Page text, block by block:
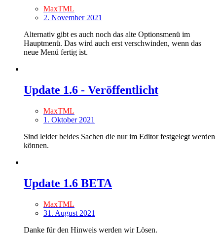
MaxTML
2. November 2021
Alternativ gibt es auch noch das alte Optionsmenü im
Hauptmenü. Das wird auch erst verschwinden, wenn das
neue Menü fertig ist.
Update 1.6 - Veröffentlicht
MaxTML
1. Oktober 2021
Sind leider beides Sachen die nur im Editor festgelegt werden
können.
Update 1.6 BETA
MaxTML
31. August 2021
Danke für den Hinweis werden wir Lösen.